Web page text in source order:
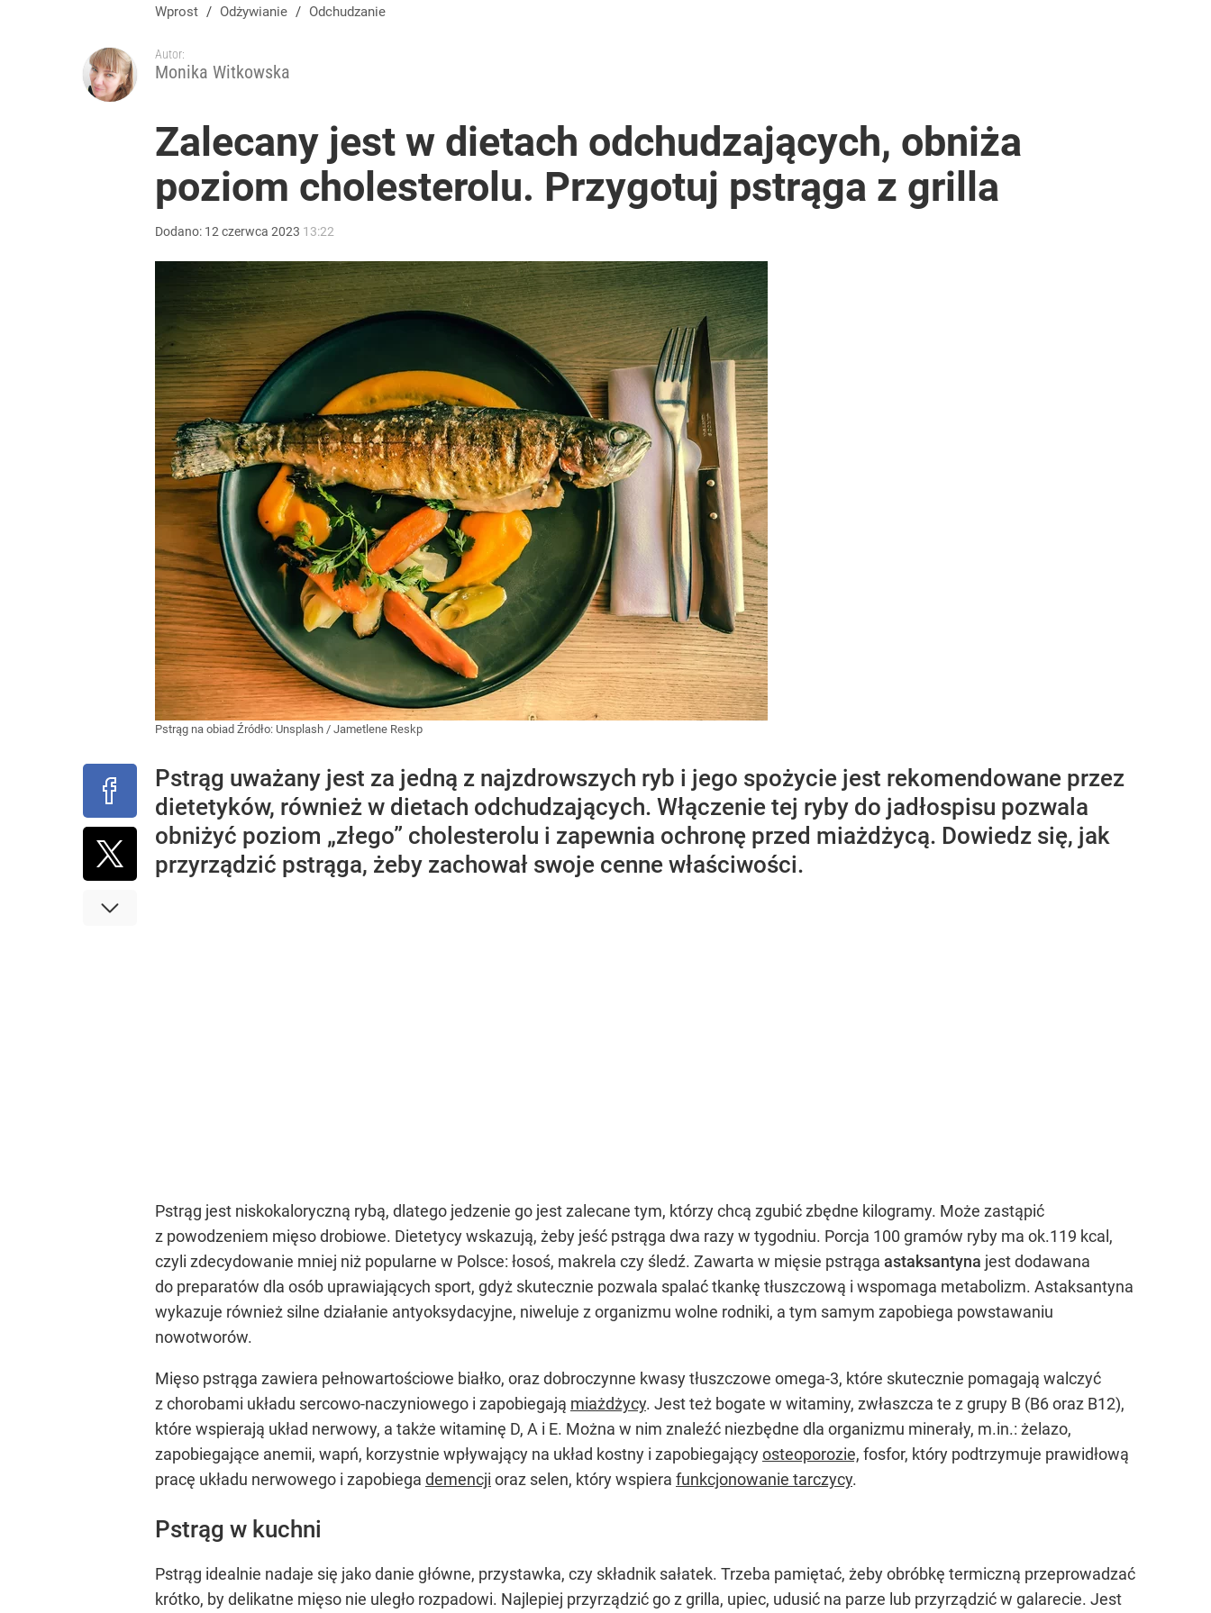
Wprost / Odżywianie / Odchudzanie
Autor:
Monika Witkowska
Zalecany jest w dietach odchudzających, obniża
poziom cholesterolu. Przygotuj pstrąga z grilla
Dodano: 12 czerwca 2023 13:22
Pstrąg na obiad Źródło: Unsplash / Jametlene Reskp
Pstrąg uważany jest za jedną z najzdrowszych ryb i jego spożycie jest rekomendowane przez
dietetyków, również w dietach odchudzających. Włączenie tej ryby do jadłospisu pozwala
obniżyć poziom „złego” cholesterolu i zapewnia ochronę przed miażdżycą. Dowiedz się, jak
przyrządzić pstrąga, żeby zachował swoje cenne właściwości.
Pstrąg jest niskokaloryczną rybą, dlatego jedzenie go jest zalecane tym, którzy chcą zgubić zbędne kilogramy. Może zastąpić
z powodzeniem mięso drobiowe. Dietetycy wskazują, żeby jeść pstrąga dwa razy w tygodniu. Porcja 100 gramów ryby ma ok.119 kcal,
czyli zdecydowanie mniej niż popularne w Polsce: łosoś, makrela czy śledź. Zawarta w mięsie pstrąga astaksantyna jest dodawana
do preparatów dla osób uprawiających sport, gdyż skutecznie pozwala spalać tkankę tłuszczową i wspomaga metabolizm. Astaksantyna
wykazuje również silne działanie antyoksydacyjne, niweluje z organizmu wolne rodniki, a tym samym zapobiega powstawaniu
nowotworów.
Mięso pstrąga zawiera pełnowartościowe białko, oraz dobroczynne kwasy tłuszczowe omega-3, które skutecznie pomagają walczyć
z chorobami układu sercowo-naczyniowego i zapobiegają miażdżycy. Jest też bogate w witaminy, zwłaszcza te z grupy B (B6 oraz B12),
które wspierają układ nerwowy, a także witaminę D, A i E. Można w nim znaleźć niezbędne dla organizmu minerały, m.in.: żelazo,
zapobiegające anemii, wapń, korzystnie wpływający na układ kostny i zapobiegającyosteoporozie, fosfor, który podtrzymuje prawidłową
pracę układu nerwowego i zapobiega demencji oraz selen, który wspiera funkcjonowanie tarczycy.
Pstrąg w kuchni
Pstrąg idealnie nadaje się jako danie główne, przystawka, czy składnik sałatek. Trzeba pamiętać, żeby obróbkę termiczną przeprowadzać
krótko, by delikatne mięso nie uległo rozpadowi. Najlepiej przyrządzić go z grilla, upiec, udusić na parze lub przyrządzić w galarecie. Jest